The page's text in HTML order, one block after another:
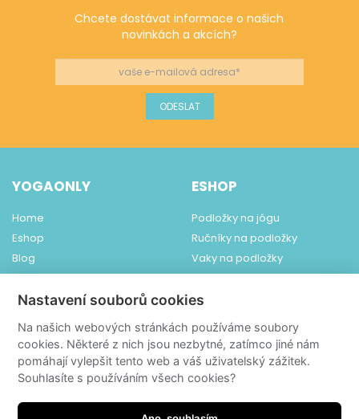
Chcete dostávat informace o našich
novinkách a akcích?
YOGAONLY
Home
Eshop
Blog
Obchodní podmínky
Dodání a platba
ESHOP
Podložky na jógu
Ručníky na podložky
Vaky na podložky
Ponožky ToeSox
Pomůcky na jógu
Šperky
Čaje YogiTea
Relaxace
Dětská jóga
Knihy
Nastavení souborů cookies
Na našich webových stránkách používáme soubory
cookies. Některé z nich jsou nezbytné, zatímco jiné nám
pomáhají vylepšit tento web a váš uživatelský zážitek.
Souhlasíte s používáním všech cookies?